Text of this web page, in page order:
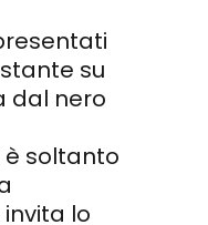
su
dal nero
è soltanto
lo